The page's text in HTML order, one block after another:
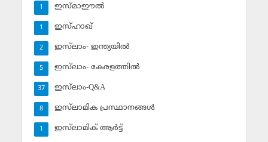
ഇസ്മാഈല്‍
1
ഇസ്ഹാഖ്‌
1
ഇസ്‌ലാം- ഇന്ത്യയില്‍
2
ഇസ്‌ലാം- കേരളത്തില്‍
5
ഇസ്‌ലാം-Q&A
37
ഇസ്‌ലാമിക പ്രസ്ഥാനങ്ങള്‍
8
ഇസ്‌ലാമിക് ആര്‍ട്ട്
1